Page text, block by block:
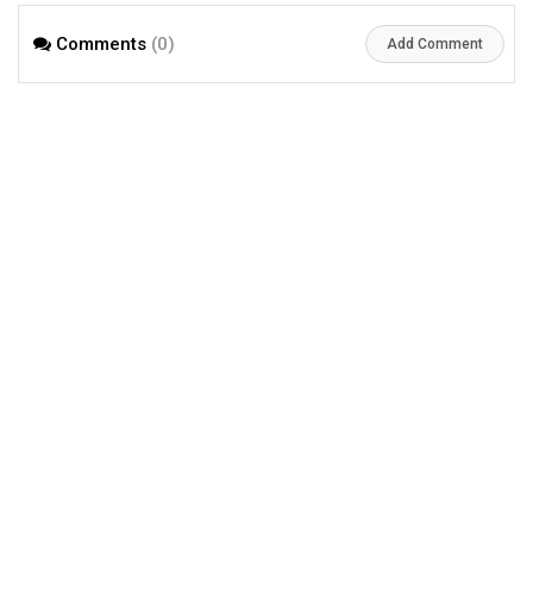
Viral Photo
Ausree Viral Photo
Comments (0) Add Comment